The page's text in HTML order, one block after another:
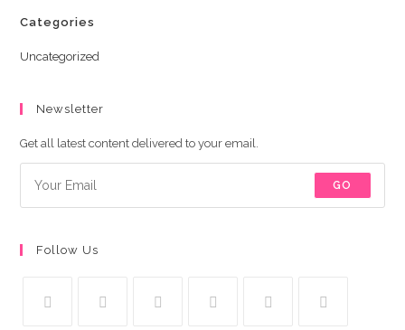
Categories
Uncategorized
Newsletter
Get all latest content delivered to your email.
GO
Follow Us